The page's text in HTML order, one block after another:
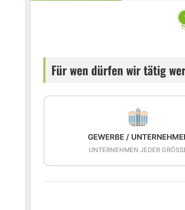
Für wen dürfen wir tätig
GEWERBE /
UNTERNEHMEN JEDER GRÖSSE